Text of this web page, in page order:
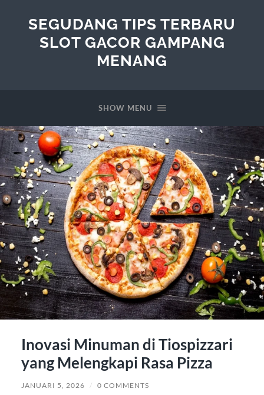
SEGUDANG TIPS TERBARU
SLOT GACOR GAMPANG
MENANG
SHOW MENU
Inovasi Minuman di Tiospizzari
yang Melengkapi Rasa Pizza
JANUARI 5, 2026 / 0 COMMENTS